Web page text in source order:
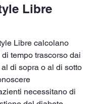
Libre
Libre calcolano
tempo trascorso dai
di sopra o al di sotto
necessitano di